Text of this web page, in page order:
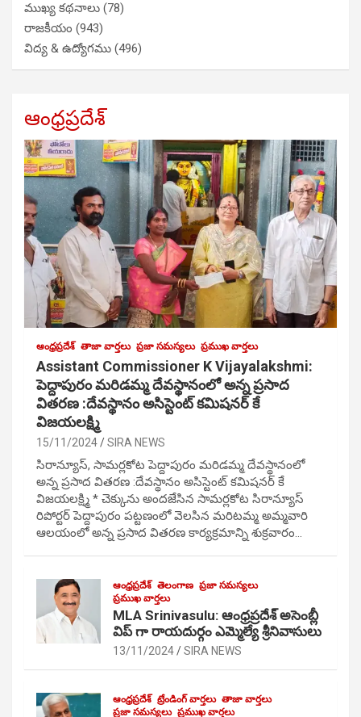
ముఖ్య కథనాలు (78)
రాజకీయం (943)
విద్య & ఉద్యోగము (496)
ఆంధ్రప్రదేశ్
ఆంధ్రప్రదేశ్ తాజా వార్తలు ప్రజా సమస్యలు ప్రముఖ వార్తలు
Assistant Commissioner K Vijayalakshmi:
పెద్దాపురం మరిడమ్మ దేవస్థానంలో అన్న ప్రసాద
వితరణ :దేవస్థానం అసిస్టెంట్ కమిషనర్ కే
విజయలక్ష్మి
15/11/2024 SIRA NEWS
సిరాన్యూస్, సామర్లకోట పెద్దాపురం మరిడమ్మ దేవస్థానంలో
అన్న ప్రసాద వితరణ :దేవస్థానం అసిస్టెంట్ కమిషనర్ కే
విజయలక్ష్మి * చెక్కును అందజేసిన సామర్లకోట సిరాన్యూస్
రిపోర్టర్ పెద్దాపురం పట్టణంలో వెలసిన మరిటమ్మ అమ్మవారి
ఆలయంలో అన్న ప్రసాద వితరణ కార్యక్రమాన్ని శుక్రవారం…
ఆంధ్రప్రదేశ్ తెలంగాణ ప్రజా సమస్యలు
ప్రముఖ వార్తలు
MLA Srinivasulu: ఆంధ్రప్రదేశ్ అసెంబ్లీ
విప్ గా రాయదుర్గం ఎమ్మెల్యే శ్రీనివాసులు
13/11/2024 SIRA NEWS
ఆంధ్రప్రదేశ్ ట్రేండింగ్ వార్తలు తాజా వార్తలు
ప్రజా సమస్యలు ప్రముఖ వార్తలు